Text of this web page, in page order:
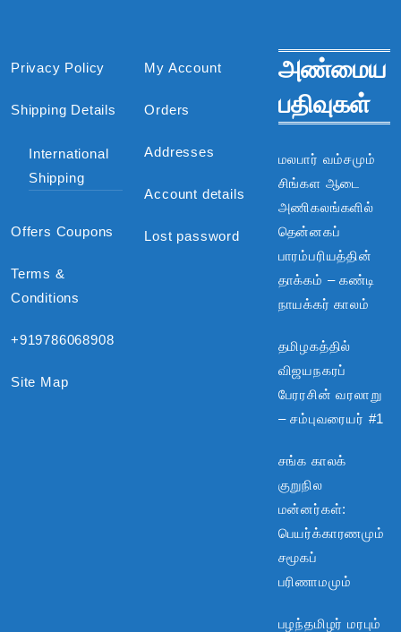
Privacy Policy
Shipping Details
International
Shipping
Offers Coupons
Terms &
Conditions
+919786068908
Site Map
My Account
Orders
Addresses
Account details
Lost password
அண்மைய
பதிவுகள்
மலபார் வம்சமும்
சிங்கள ஆடை
அணிகலங்களில்
தென்னகப்
பாரம்பரியத்தின்
தாக்கம் – கண்டி
நாயக்கர் காலம்
தமிழகத்தில்
விஜயநகரப்
பேரரசின் வரலாறு
– சம்புவரையர் #1
சங்க காலக்
குறுநில
மன்னர்கள்:
பெயர்க்காரணமும்
சமூகப்
பரிணாமமும்
பழந்தமிழர் மரபும்